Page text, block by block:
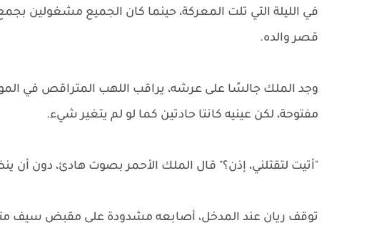
في الليلة التي تلت المعركة، حينما كان الجميع مشغولين
قصر والده.
وجد الملك جالسًا على عرشه، يراقب اللهب المتراقص في
مفتوحة، لكن عينيه كانتا حادتين كما لو لم يتغير شيء.
"أتيت لتقتلني، إذن؟" قال الملك الأحمر بصوت هادئ، دون أن
توقف ريان عند المدخل، أصابعه مشدودة على مقبض سيف